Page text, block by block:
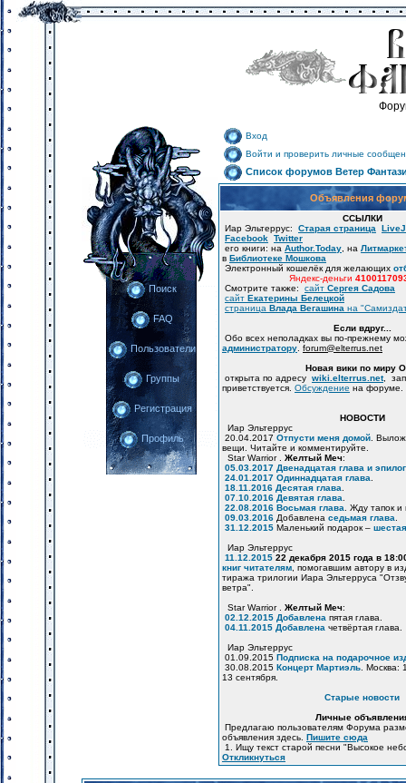
Поиск
FAQ
Пользователи
Группы
Регистрация
Профиль
Вход
Войти и проверить личные
Список форумов Ветер
Объявления
ССЫЛКИ
Иар Эльтеррус: Старая страница
Facebook Twitter
его книги: на Author.Today , на
в Библиотеке Мошкова
Электронный кошелёк для желающих
Яндекс-деньги
Смотрите также: сайт Сергея Садова
сайт Екатерины Белецкой
страница Влада Вегашина на
Если вдруг...
Обо всех неполадках вы по-прежнему
администратору forum@elterrus.net
Новая вики по миру
открыта по адресу wiki.elterrus.net,
приветствуется. Обсуждение на форуме.
НОВОСТИ
Иар Эльтеррус
20.04.2017 Отпусти меня домой .
вещи. Читайте и комментируйте.
Star Warrior . Желтый Меч:
05.03.2017 Двенадцатая глава и эпилог
24.01.2017 Одиннадцатая глава
18.11.2016 Десятая глава
07.10.2016 Девятая глава
22.08.2016 Восьмая глава . Жду тапок
09.03.2016 Добавлена седьмая глава
31.12.2015 Маленький подарок –
Иар Эльтеррус
11.12.2015 22 декабря 2015 года в
книг читателям , помогавшим автору в
тиража трилогии Иара Эльтерруса
ветра".
Star Warrior . Желтый Меч:
02.12.2015 Добавлена пятая глава.
04.11.2015 Добавлена четвёртая глава.
Иар Эльтеррус
01.09.2015 Подписка на подарочное
30.08.2015 Концерт Мартиэль . Москва:
13 сентября.
Старые новости
Личные
Предлагаю пользователям Форума
объявления здесь. Пишите сюда
1. Ищу текст старой песни "Высокое
Откликнуться